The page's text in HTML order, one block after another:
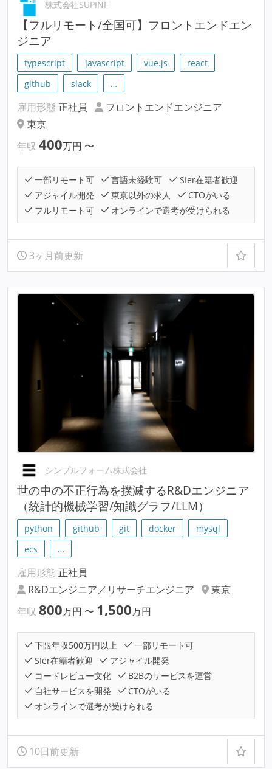
株式会社SUPINF
【フルリモート/全国可】フロントエンドエン
ジニア
typescript javascript vue.js
react
github
slack …
雇用形態 正社員
フロントエンドエンジニア
東京
年収 400万円 〜
一部リモート可 言語未経験可
SIer在籍者歓迎
アジャイル開発
東京以外の求人
CTOがいる
フルリモート可
オンラインで選考が受けられる
3ヶ月前更新
シンプルフォーム株式会社
世の中の不正行為を撲滅するR&Dエンジニア
（統計的機械学習/知識グラフ/LLM）
python github git docker
mysql
ecs
…
雇用形態 正社員
R&Dエンジニア／リサーチエンジニア
東京
年収 800万円 〜 1,500万円
下限年収500万円以上
一部リモート可
SIer在籍者歓迎
アジャイル開発
コードレビュー文化
B2Bのサービスを運営
自社サービスを開発
CTOがいる
オンラインで選考が受けられる
10日前更新